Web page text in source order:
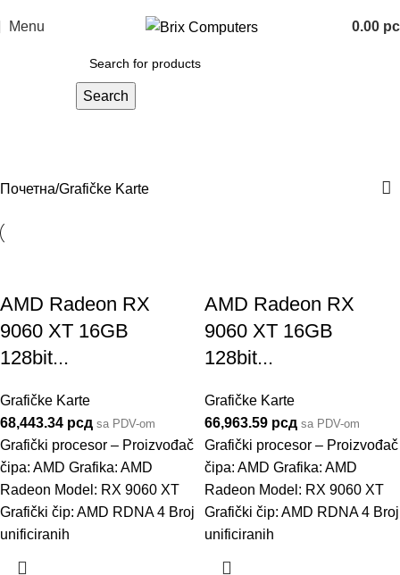
Menu 0.00
Search
Grafičke Karte
Почетна Grafičke Karte
AMD Radeon RX
9060 XT 16GB
128bit...
Grafičke Karte
68,443.34 рсд sa PDV-om
Grafički procesor – Proizvođač
čipa: AMD Grafika: AMD
Radeon Model: RX 9060 XT
Grafički čip: AMD RDNA 4 Broj
unificiranih
AMD Radeon RX
9060 XT 16GB
128bit...
Grafičke Karte
66,963.59 рсд sa PDV-om
Grafički procesor – Proizvođač
čipa: AMD Grafika: AMD
Radeon Model: RX 9060 XT
Grafički čip: AMD RDNA 4 Broj
unificiranih